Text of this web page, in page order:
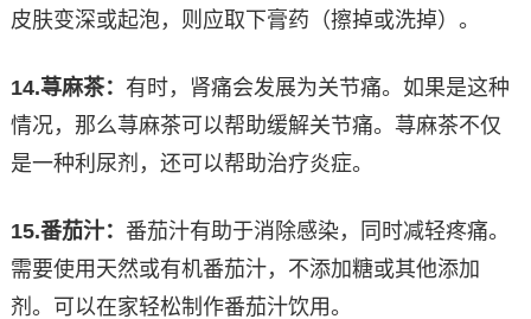
皮肤变深或起泡，则应取下膏药（擦掉或洗掉）。
14.荨麻茶： 有时，肾痛会发展为关节痛。如果是这种
情况，那么荨麻茶可以帮助缓解关节痛。荨麻茶不仅
是一种利尿剂，还可以帮助治疗炎症。
15.番茄汁： 番茄汁有助于消除感染，同时减轻疼痛。
需要使用天然或有机番茄汁，不添加糖或其他添加
剂。可以在家轻松制作番茄汁饮用。